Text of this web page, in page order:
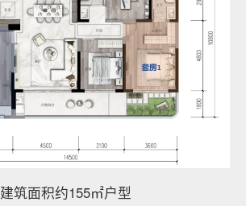
建筑面积约155㎡户型